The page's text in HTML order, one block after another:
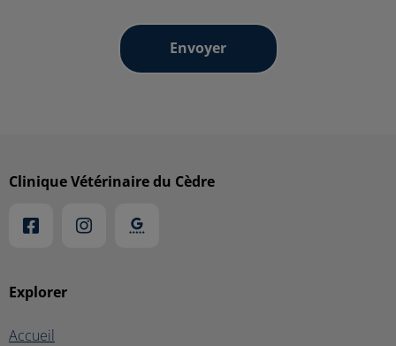
Explorer
Accueil
Clinique Vétérinaire du Cèdre